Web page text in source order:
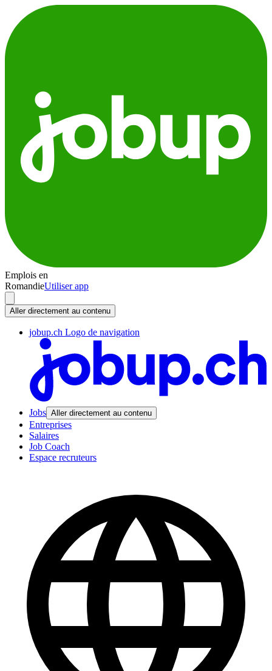
Emplois en
RomandieUtiliser app
Aller directement au contenu
jobup.ch Logo de navigation
Jobs Aller directement au contenu
Entreprises
Salaires
Job Coach
Espace recruteurs